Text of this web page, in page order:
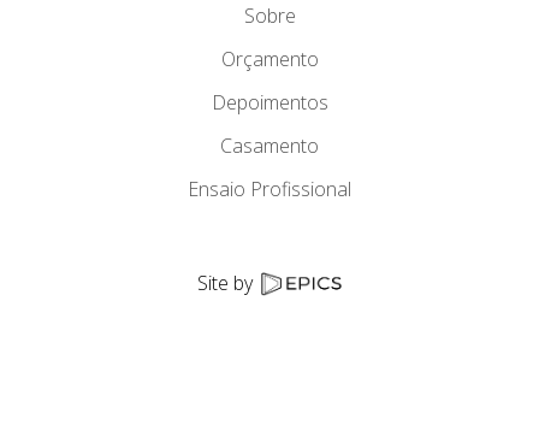
Sobre
Orçamento
Depoimentos
Casamento
Ensaio Profissional
Site by